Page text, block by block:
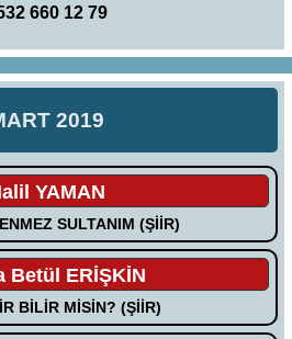
660 12 79
2019
YAMAN
SULTANIM (ŞİİR)
Betül ERİŞKİN
BİLİR MİSİN? (ŞİİR)